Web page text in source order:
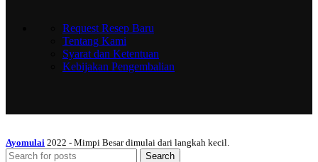
Request Resep Baru
Tentang Kami
Syarat dan Ketentuan
Kebijakan Pengembalian
Ayomulai 2022 - Mimpi Besar dimulai dari langkah kecil.
Search